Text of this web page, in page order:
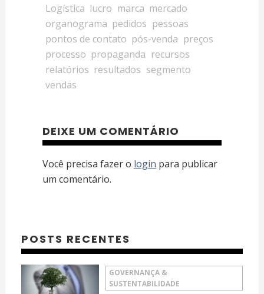
Logística lucro marca mercado
organograma pedidos pessoas
pontos de contato pós-venda preços
processo propaganda recursos
relatórios resultados segmento
vendas
DEIXE UM COMENTÁRIO
Você precisa fazer o login para publicar
um comentário.
POSTS RECENTES
GOVERNANÇA &
SUSTENTABILIDADE